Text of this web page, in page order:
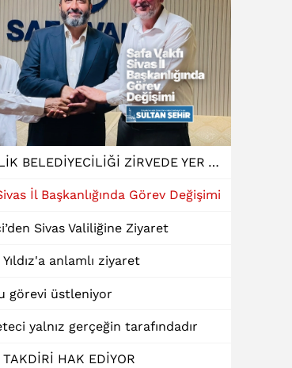
BÜYÜK BİRLİK BELEDİYECİLİĞİ ZİRVEDE YER ALDI
İl Başkanlığında Görev Değişimi
Sivas Valiliğine Ziyaret
anlamlı ziyaret
görevi üstleniyor
yalnız gerçeğin tarafındadır
HAK EDİYOR